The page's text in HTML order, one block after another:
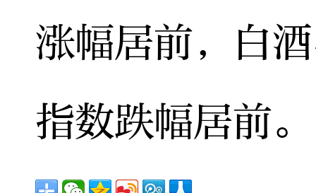
涨幅居前，白
指数跌幅居前。